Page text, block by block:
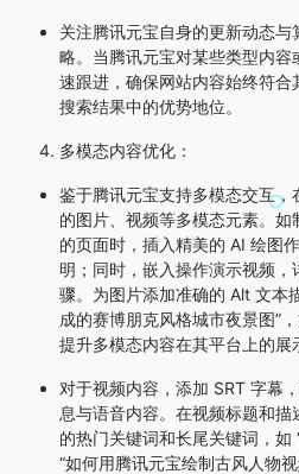
关注腾讯元宝自身的更新动态
略。当腾讯元宝对某些类型内
速跟进，确保网站内容始终符
搜索结果中的优势地位。
多模态内容优化 ：
鉴于腾讯元宝支持多模态交互
的图片、视频等多模态元素。
的页面时，插入精美的 AI 绘图
明；同时，嵌入操作演示视频
骤。为图片添加准确的 Alt 文本
成的赛博朋克风格城市夜景图”
提升多模态内容在其平台上的展
对于视频内容，添加 SRT 字幕
息与语音内容。在视频标题和
的热门关键词和长尾关键词，如
“如何用腾讯元宝绘制古风人物